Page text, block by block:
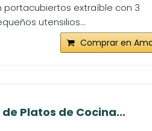
portacubiertos extraíble con 3
utensilios...
Comprar en
Platos de Cocina...